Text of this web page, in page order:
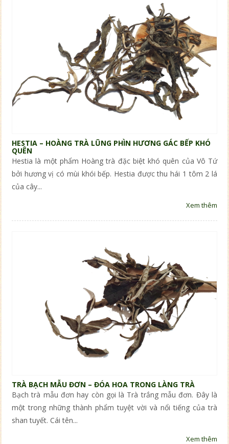
HESTIA – HOÀNG TRÀ LŨNG PHÌN HƯƠNG GÁC BẾP KHÓ
QUÊN
Hestia là một phẩm Hoàng trà đặc biệt khó quên của Vô Tứ
bởi hương vị có mùi khói bếp. Hestia được thu hái 1 tôm 2 lá
của cây...
Xem thêm
TRÀ BẠCH MẪU ĐƠN – ĐÓA HOA TRONG LÀNG TRÀ
Bạch trà mẫu đơn hay còn gọi là Trà trắng mẫu đơn. Đây là
một trong những thành phẩm tuyệt vời và nổi tiếng của trà
shan tuyết. Cái tên...
Xem thêm